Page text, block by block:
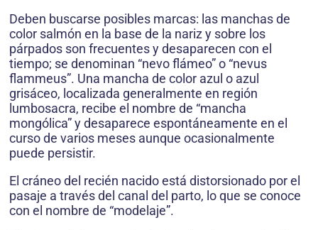
Deben buscarse posibles marcas: las manchas de
color salmón en la base de la nariz y sobre los
párpados son frecuentes y desaparecen con el
tiempo; se denominan “nevo flámeo” o “nevus
flammeus”. Una mancha de color azul o azul
grisáceo, localizada generalmente en región
lumbosacra, recibe el nombre de “mancha
mongólica” y desaparece espontáneamente en el
curso de varios meses aunque ocasionalmente
puede persistir.
El cráneo del recién nacido está distorsionado por el
pasaje a través del canal del parto, lo que se conoce
con el nombre de “modelaje”.